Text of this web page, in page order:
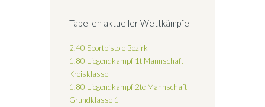
Tabellen aktueller Wettkämpfe
2.40 Sportpistole Bezirk
1.80 Liegendkampf 1t Mannschaft
Kreisklasse
1.80 Liegendkampf 2te Mannschaft
Grundklasse 1